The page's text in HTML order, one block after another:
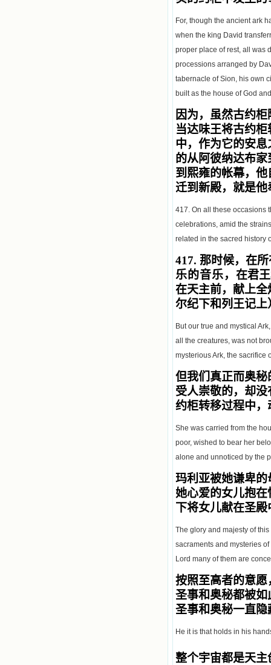
For, though the ancient ark
when the king David
proper place of rest, all was
processions arranged by
tabernacle of Sion, his own
built as the house of God
因为，虽然古约
当达味王将古约
中，作为它的安
的从阿彼纳达布
到熙雍的帐幕，
迁到新殿，就是
417. On all these occasions
celebrations, amid the
related in the sacred history
417. 那时候，在
乐的音乐， 在君
在天主前，献上
尔纪下和列王记
But our true and mystical
all the creatures, was not
mysterious Ark, the sacrifice
但我们真正而奥
受人崇敬的，却
约柜转移过程中
She was carried from the
poor, wished to bear her
alone and unnoticed by the
玛利亚被她谦卑
她心爱的女儿抱
下将女儿献在圣殿
The glory and majesty of
sacraments and mysteries
Lord many of them are
按照至高者的意
圣事和奥秘都被
圣事和奥秘一直隐
He it is that holds in his
整个宇宙都是天